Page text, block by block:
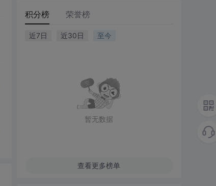
积分榜 荣誉榜
近7日 近30日 至今
暂无数据
查看更多榜单